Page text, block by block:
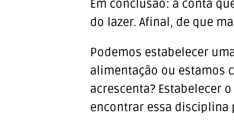
Em conclusão: a conta
do lazer. Afinal, de que
Podemos estabelecer
alimentação ou estamos
acrescenta? Estabelecer
encontrar essa disciplina